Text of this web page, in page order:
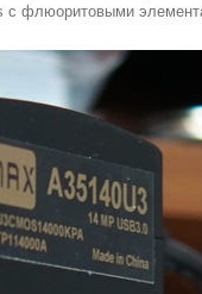
флюоритовыми